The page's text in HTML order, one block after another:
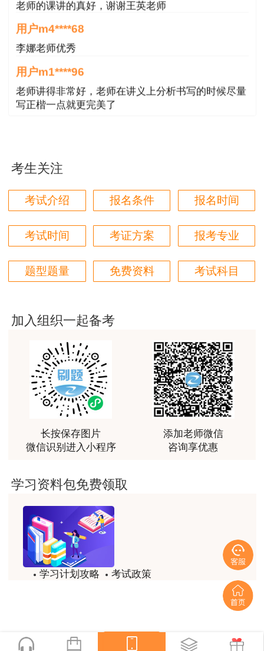
区），总费用为22元。
证书原则上只能由本人签收，请务必真实准确填写
本人联系方式和地址。如有违反，所产生的后果以
及法律责任由申请人自行承担。
请考生及时选择合适的方式领取纸质证书。未按时
办，相关责任由考生自行承担。
咨询电话：0739-5324935。
邵阳市人力资源考试院
用户m1****96
写正楷一点就更完美了
用户m1****96
三个字讲得好
太喜欢王英老师了
用户m5****68
平台历史购买的课程，老师讲的多非常好
用户m2****68
老师讲的很细致很认真，课件准备充分也非常有耐
力。
最棒的预习课
用户m2****66
越听越觉得好
用户m2****66
越听越觉得好
非常非常非常非常棒！！!！
用户m2****66
非常非常非常非常棒！！!！
用户xi****mo
土建计量这门课我听了门金瑞和孙琦两位老师的课
程，感觉各有千秋，正好取长补短助我通过了该门考
时间是我们通过的保证，没有什么比坚持更有价值，
考生关注
考试介绍 报名条件 报名时间
考试时间 考证方案 报考专业
题型题量 免费资料 考试科目
加入组织一起备考
长按保存图片
微信识别进入小程序
添加老师微信
咨询享优惠
学习资料包免费领取
学习计划攻略
考试政策